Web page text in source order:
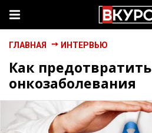
ГЛАВНАЯ ИНТЕРВЬЮ
Как предотвратить
онкозаболевания